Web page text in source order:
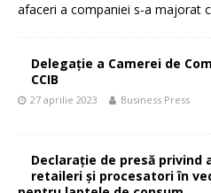
afaceri a companiei s-a majorat
Delegație a Camerei de
CCIB
27 aprilie 2023 Business Press
Declarație de presă privind
retaileri și procesatori în